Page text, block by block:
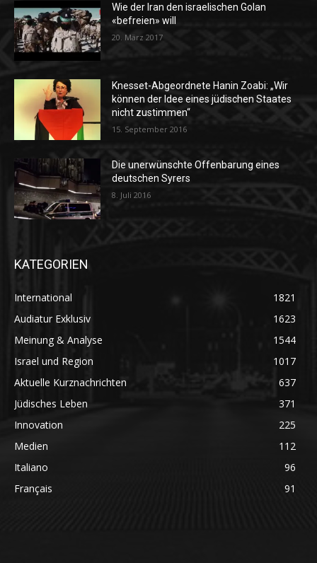
Wie der Iran den israelischen Golan
«befreien» will
20. März 2017
Knesset-Abgeordnete Hanin Zoabi: „Wir
können der Idee eines jüdischen Staates
nicht zustimmen“
15. September 2016
Die unerwünschte Offenbarung eines
deutschen Syrers
8. Juli 2016
KATEGORIEN
International
1821
Audiatur Exklusiv
1623
Meinung & Analyse
1544
Israel und Region
1017
Aktuelle Kurznachrichten
637
Jüdisches Leben
371
Innovation
225
Medien
112
Italiano
96
Français
91